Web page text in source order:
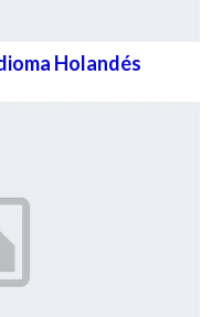
Holandés